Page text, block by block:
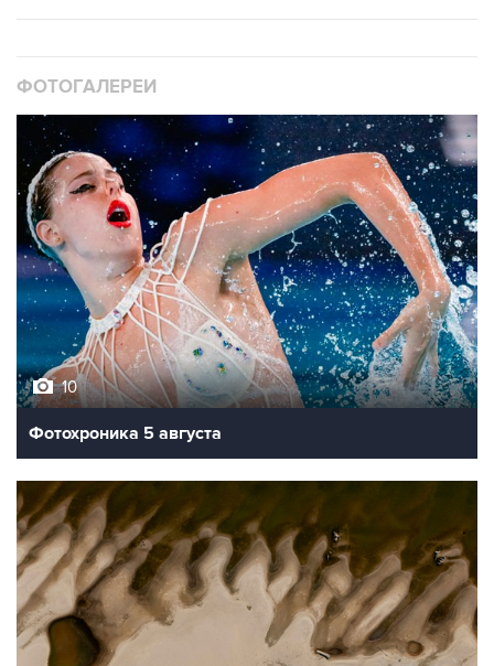
ФОТОГАЛЕРЕИ
10
Фотохроника 5 августа